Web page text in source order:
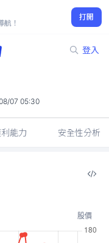
航！
打開
登入
07 05:30
能力 安全性分析